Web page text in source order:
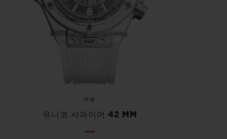
빅뱅
유니코 사파이어 42 MM